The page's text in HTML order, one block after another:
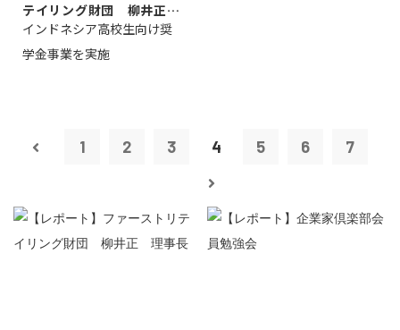
テイリング財団 柳井正
理事長
インドネシア高校生向け奨
学金事業を実施
1 2 3 4 5 6 7